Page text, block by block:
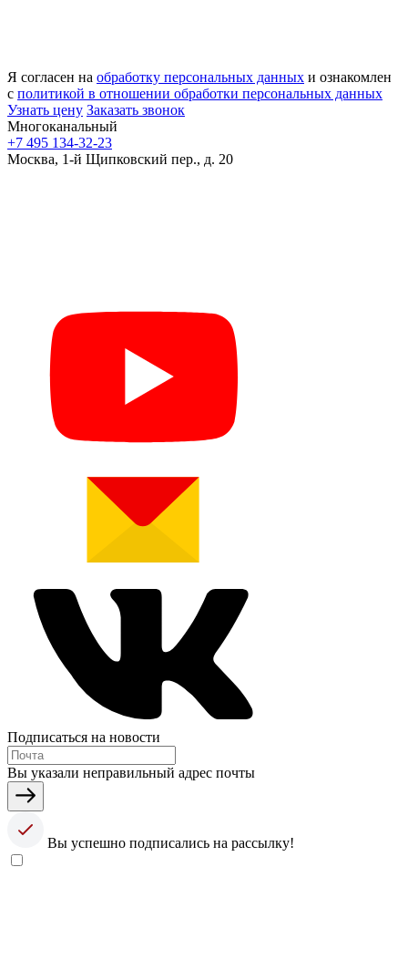
Я согласен на обработку персональных данных и ознакомлен
с политикой в отношении обработки персональных данных
Узнать цену Заказать звонок
Многоканальный
+7 495 134-32-23
Москва, 1-й Щипковский пер., д. 20
Подписаться на новости
Вы указали неправильный адрес почты
Вы успешно подписались на рассылку!